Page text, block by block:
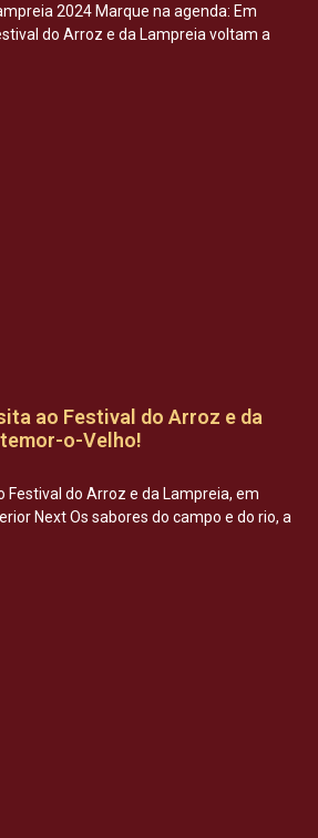
2024 Marque na agenda: Em
do Arroz e da Lampreia voltam a
ao Festival do Arroz e da
o-Velho!
Festival do Arroz e da Lampreia, em
Next Os sabores do campo e do rio, a